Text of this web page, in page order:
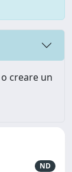
creare un
ND